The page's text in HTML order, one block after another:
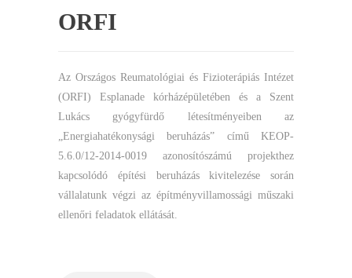
ORFI
Az Országos Reumatológiai és Fizioterápiás Intézet
(ORFI) Esplanade kórházépületében és a Szent
Lukács gyógyfürdő létesítményeiben az
„Energiahatékonysági beruházás” című KEOP-
5.6.0/12-2014-0019 azonosítószámú projekthez
kapcsolódó építési beruházás kivitelezése során
vállalatunk végzi az építményvillamossági műszaki
ellenőri feladatok ellátását.